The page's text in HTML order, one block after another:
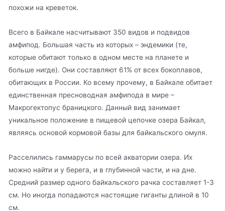
похожи на креветок.
Всего в Байкале насчитывают 350 видов и подвидов
амфипод. Большая часть из которых – эндемики (те,
которые обитают только в одном месте на планете и
больше нигде). Они составляют 61% от всех бокоплавов,
обитающих в России. Ко всему прочему, в Байкале обитает
единственная пресноводная амфипода в мире –
Макрогектопус браницкого. Данный вид занимает
уникальное положение в пищевой цепочке озера Байкал,
являясь основой кормовой базы для байкальского омуля.
Расселились гаммарусы по всей акватории озера. Их
можно найти и у берега, и в глубинной части, и на дне.
Средний размер одного байкальского рачка составляет 1-3
см. Но иногда попадаются настоящие гиганты длиной в 10
см.